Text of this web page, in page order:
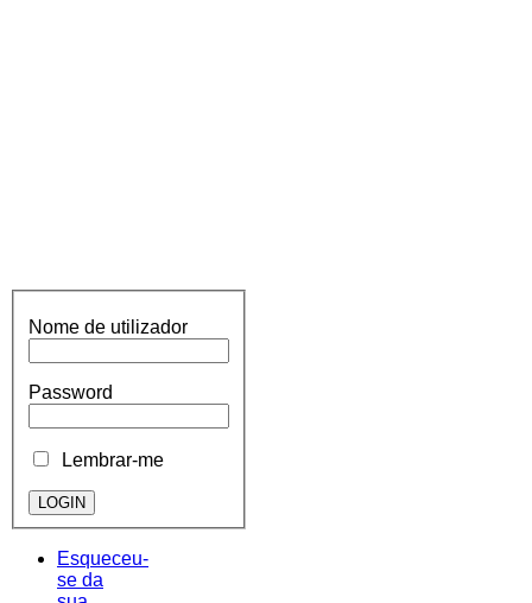
Nome de utilizador
Password
Lembrar-me
Esqueceu-
se da